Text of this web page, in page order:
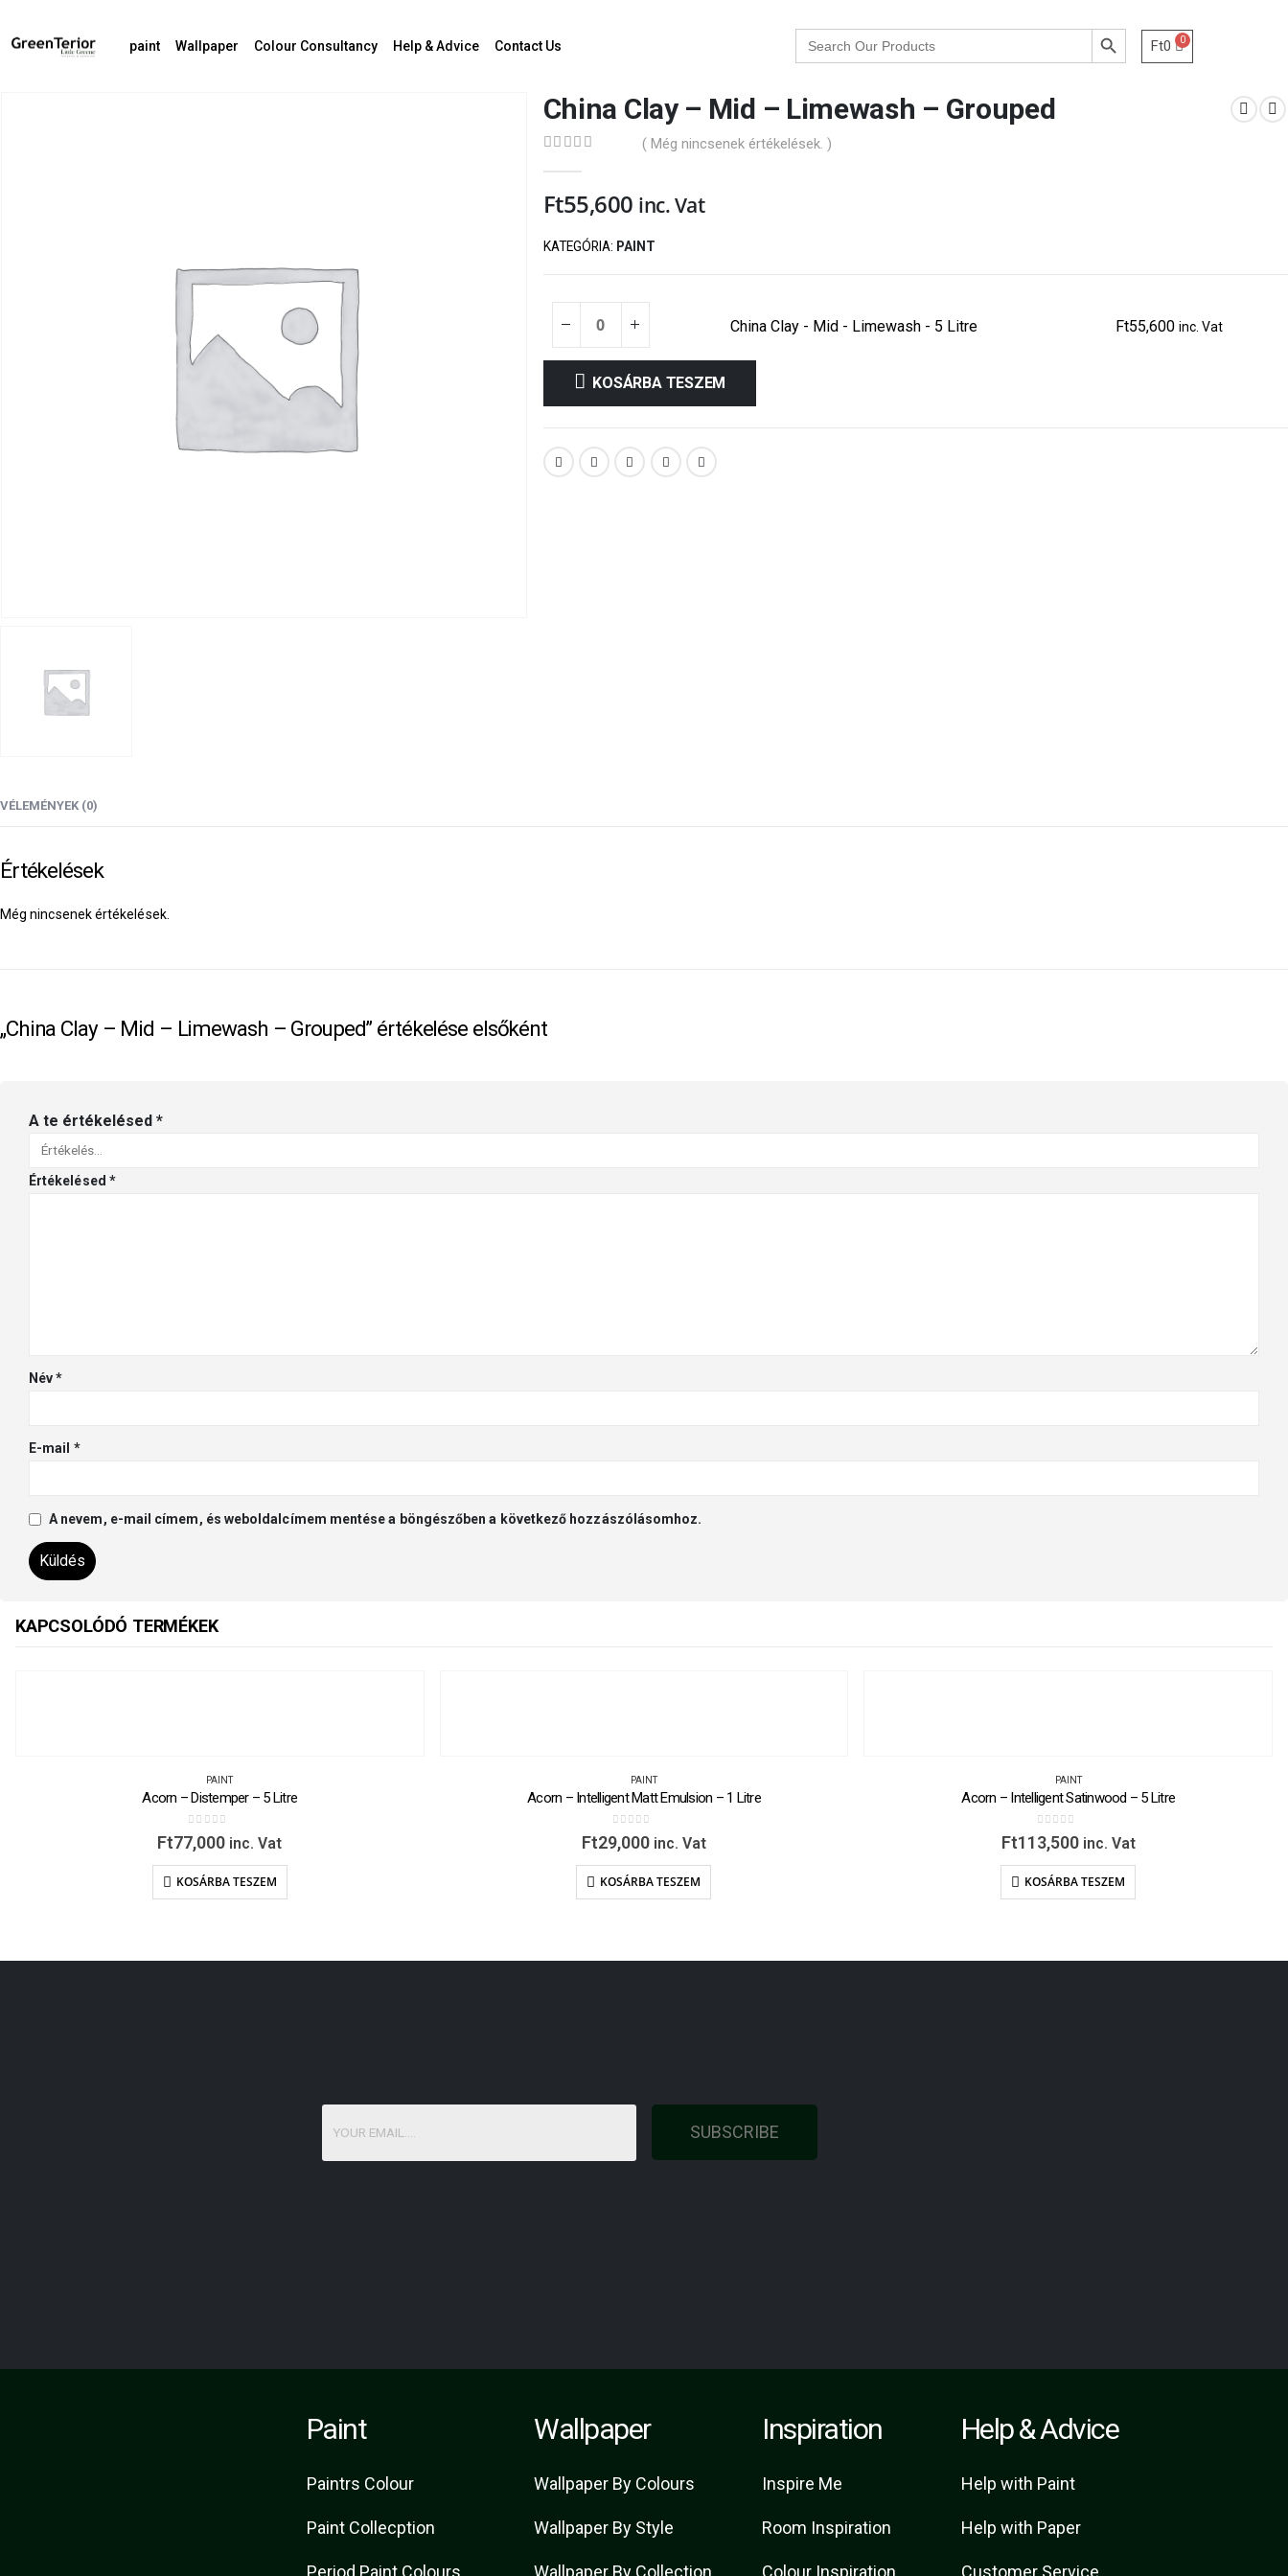
paint Wallpaper Colour Consultancy Help & Advice Contact Us
Search
for:
Search Button
Ft0
China Clay – Mid – Limewash – Grouped
( Még nincsenek értékelések. )
Ft55,600 inc. Vat
KATEGÓRIA: PAINT
China Clay - Mid - Limewash - 5 Litre Ft55,600 inc. Vat
KOSÁRBA TESZEM
VÉLEMÉNYEK (0)
Értékelések
Még nincsenek értékelések.
„China Clay – Mid – Limewash – Grouped” értékelése elsőként
A te értékelésed *
Értékelésed *
Név*
E-mail *
A nevem, e-mail címem, és weboldalcímem mentése a böngészőben a következő hozzászólásomhoz.
KAPCSOLÓDÓ TERMÉKEK
PAINT
Acorn – Distemper – 5 Litre
0 out of 5
Ft77,000 inc. Vat
KOSÁRBA TESZEM
PAINT
Acorn – Intelligent Matt Emulsion – 1 Litre
0 out of 5
Ft29,000 inc. Vat
KOSÁRBA TESZEM
PAINT
Acorn – Intelligent Satinwood – 5 Litre
0out of 5
Ft113,500 inc. Vat
KOSÁRBA TESZEM
SUBSCRIBE
Paint
Paintrs Colour
Paint Collecption
Wallpaper
Wallpaper By Colours
Wallpaper By Style
Inspiration
Inspire Me
Room Inspiration
Help & Advice
Help with Paint
Help with Paper